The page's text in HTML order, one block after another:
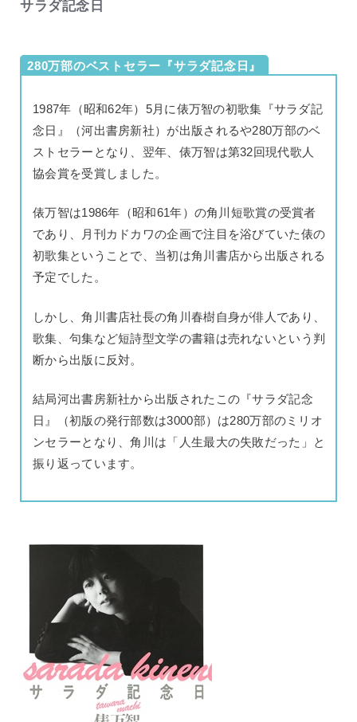
サラダ記念日
280万部のベストセラー『サラダ記念日』
1987年（昭和62年）5月に俵万智の初歌集『サラダ記
念日』（河出書房新社）が出版されるや280万部のベ
ストセラーとなり、翌年、俵万智は第32回現代歌人
協会賞を受賞しました。
俵万智は1986年（昭和61年）の角川短歌賞の受賞者
であり、月刊カドカワの企画で注目を浴びていた俵の
初歌集ということで、当初は角川書店から出版される
予定でした。
しかし、角川書店社長の角川春樹自身が俳人であり、
歌集、句集など短詩型文学の書籍は売れないという判
断から出版に反対。
結局河出書房新社から出版されたこの『サラダ記念
日』（初版の発行部数は3000部）は280万部のミリオ
ンセラーとなり、角川は「人生最大の失敗だった」と
振り返っています。